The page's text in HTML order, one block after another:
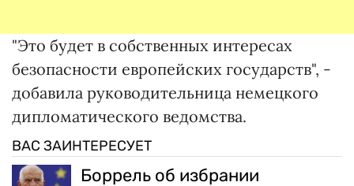
"Это будет в собственных интересах
безопасности европейских государств", -
добавила руководительница немецкого
дипломатического ведомства.
ВАС ЗАИНТЕРЕСУЕТ
Боррель об избрании